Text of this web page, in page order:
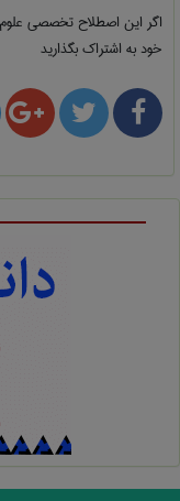
اگر این اصطلاح تخصصی
خود به اشتراک بگذارید